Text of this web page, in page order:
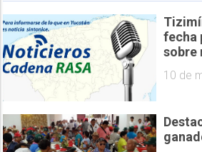
fecha
sobre
10 de